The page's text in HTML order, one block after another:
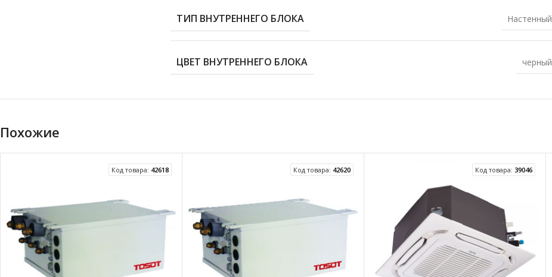
ТИП ВНУТРЕННЕГО БЛОКА Настенный
ЦВЕТ ВНУТРЕННЕГО БЛОКА черный
Похожие
Код товара: 42618 Код товара: 42620 Код товара: 39046